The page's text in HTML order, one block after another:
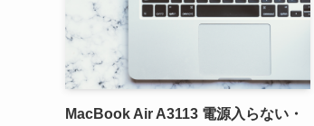
MacBook Air A3113 電源入らない・